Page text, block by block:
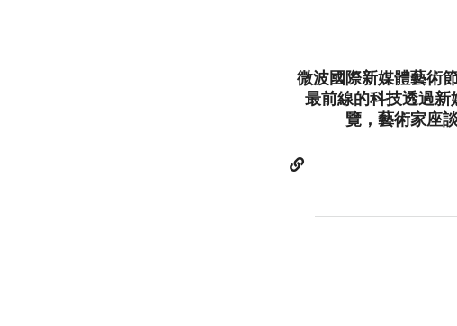
微波國際新媒體藝術
最前線的科技透過
覽，藝術家座